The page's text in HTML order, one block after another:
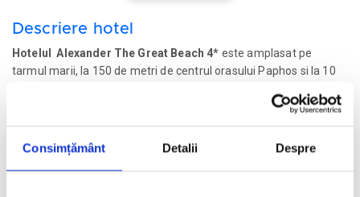
Consimțământ Detalii Despre
Descriere hotel
Hotelul Alexander The Great Beach 4* este amplasat pe
tarmul marii, la 150 de metri de centrul orasului Paphos si la 10
minute de mers pe jos se afla Parcul Arheologoc si Biserica Ayia
magazine. Hotelul detine o plaja de nisip cu steag albastru,
restaurante tip bufet si a la carte, taverna si 2 piscine.